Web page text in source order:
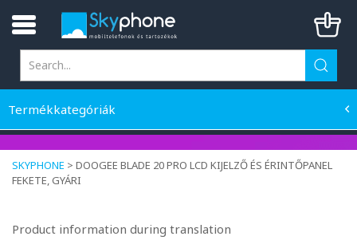
Termékkategóriák
SKYPHONE > DOOGEE BLADE 20 PRO LCD KIJELZŐ ÉS ÉRINTŐPANEL
FEKETE, GYÁRI
Product information during translation